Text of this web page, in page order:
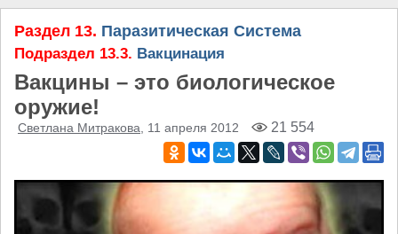
Раздел 13. Паразитическая Система
Подраздел 13.3. Вакцинация
Вакцины – это биологическое
оружие!
Светлана Митракова , 11 апреля 2012 21 554